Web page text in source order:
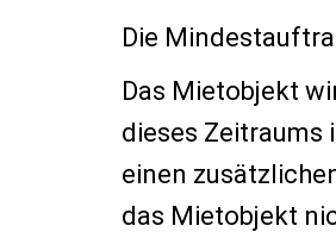
Die
Das Mietobjekt
dieses Zeitraums
einen
das Mietobjekt